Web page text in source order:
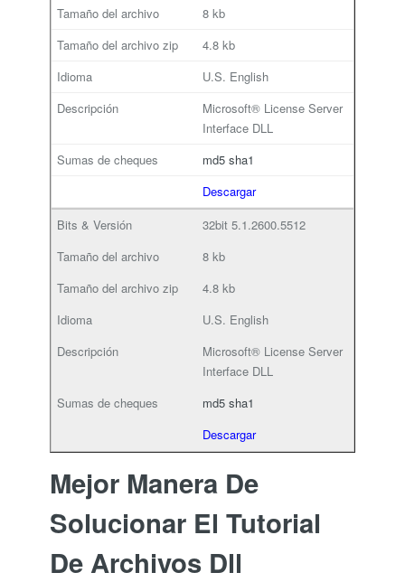
8 kb
4.8 kb
U.S. English
Microsoft® License Server
Interface DLL
md5 sha1
Descargar
32bit 5.1.2600.5512
8 kb
4.8 kb
U.S. English
Microsoft® License Server
Interface DLL
md5 sha1
Descargar
Mejor Manera De
Solucionar El Tutorial
De Archivos Dll